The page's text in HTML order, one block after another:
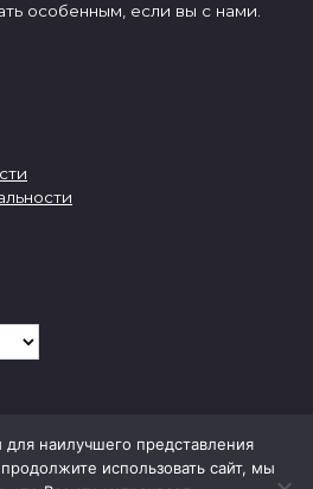
особенным, если вы с нами.
наилучшего представления
использовать сайт, мы